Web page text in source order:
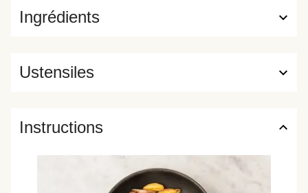
Ingrédients
Ustensiles
Instructions